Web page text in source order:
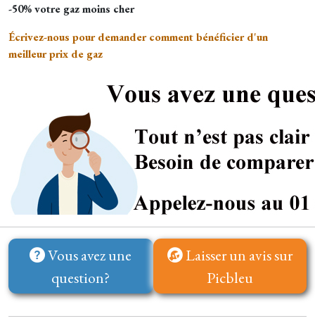
-50% votre gaz moins cher
Écrivez-nous pour demander comment bénéficier d'un
meilleur prix de gaz
Vous avez une
question?
Laisser un avis sur
Picbleu